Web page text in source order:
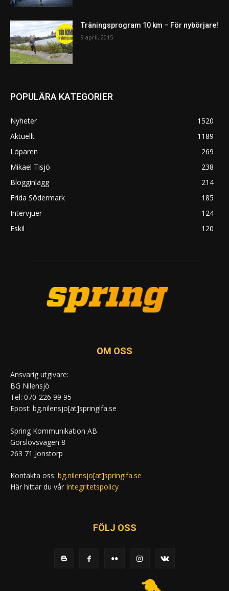
Träningsprogram 10 km – För nybörjare!
9 april, 2015
POPULÄRA KATEGORIER
Nyheter
1520
Aktuellt
1189
Löparen
269
Mikael Tisjö
238
Blogginlägg
214
Frida Södermark
185
Intervjuer
124
Eskil
120
OM OSS
Ansvarig utgivare:
BG Nilensjö
Tel: 070-226 99 95
Epost: bg.nilensjo[at]springlfa.se
Spring Kommunikation AB
Görslövsvägen 8
263 71 Jonstorp
Kontakta oss: bg.nilensjo[at]springlfa.se
Här hittar du vår Integritetspolicy
FÖLJ OSS